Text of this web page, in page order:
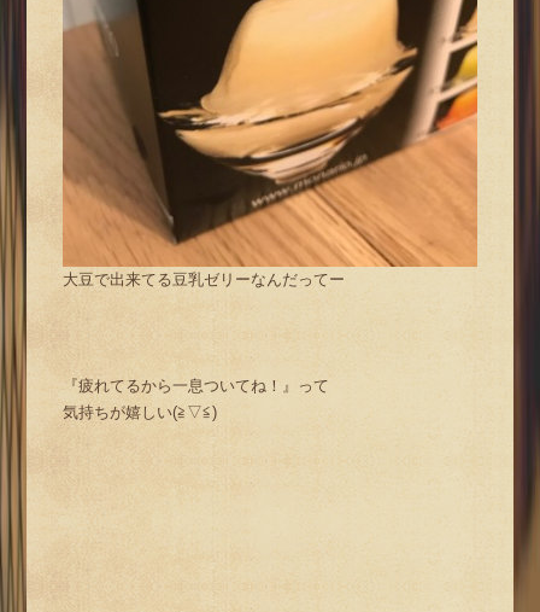
大豆で出来てる豆乳ゼリーなんだってー
『疲れてるから一息ついてね！』って
気持ちが嬉しい(≧▽≦)